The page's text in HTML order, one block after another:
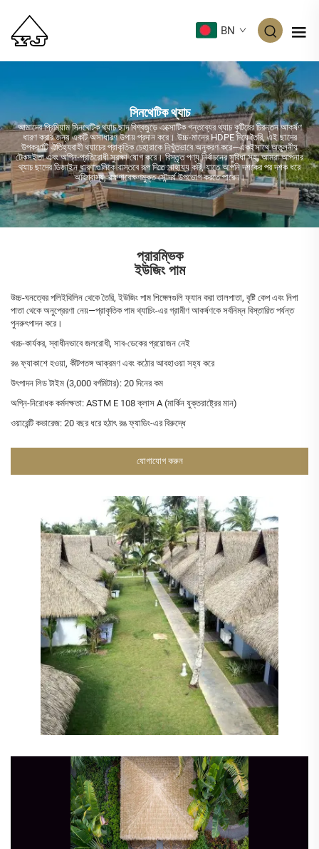
BN
সিনথেটিক থ্যাচ
আমাদের প্রিমিয়াম সিনথেটিক থ্যাচ ছাদ বিশ্বজুড়ে এক্সোটিক গন্তব্যের থ্যাচ কুটিরের চিরন্তন আকর্ষণ
ধারণ করার জন্য একটি অসাধারণ উপায় প্রদান করে। উচ্চ-মানের HDPE দিয়ে তৈরি, এই ছাদের
উপকরণটি ঐতিহ্যবাহী থ্যাচের প্রাকৃতিক চেহারাকে নিখুঁতভাবে অনুকরণ করে—একইসাথে অতুলনীয়
টেকসইতা এবং অগ্নি-প্রতিরোধী সুরক্ষা যোগ করে। বিস্তৃত পণ্য নির্বাচনের সুবিধা সহ, আমরা আপনার
থ্যাচ ছাদের ডিজাইন ধারণাগুলিকে বাস্তবে রূপ দিতে সাহায্য করি, যাতে আপনি দশকের পর দশক ধরে
অবিশ্বাস্য, রক্ষণাবেক্ষণমুক্ত সৌন্দর্য উপভোগ করতে পারেন।
প্রারম্ভিক
ইউজিং পাম
উচ্চ-ঘনত্বের পলিইথিলিন থেকে তৈরি, ইউজিং পাম শিঙ্গেলগুলি ফ্যান করা তালপাতা, বৃষ্টি কেপ এবং নিপা
পাতা থেকে অনুপ্রেরণা নেয়—প্রাকৃতিক পাম থ্যাচিং-এর গ্রামীণ আকর্ষণকে সর্বনিম্ন বিস্তারিত পর্যন্ত
পুনরুৎপাদন করে।
খরচ-কার্যকর, স্বাধীনভাবে জলরোধী, সাব-ডেকের প্রয়োজন নেই
রঙ ফ্যাকাশে হওয়া, কীটপতঙ্গ আক্রমণ এবং কঠোর আবহাওয়া সহ্য করে
উৎপাদন লিড টাইম (3,000 বর্গমিটার): 20 দিনের কম
অগ্নি-নিরোধক কর্মদক্ষতা: ASTM E 108 ক্লাস A (মার্কিন যুক্তরাষ্ট্রের মান)
ওয়ারেন্টি কভারেজ: 20 বছর ধরে হঠাৎ রঙ ফ্যাডিং-এর বিরুদ্ধে
যোগাযোগ করুন